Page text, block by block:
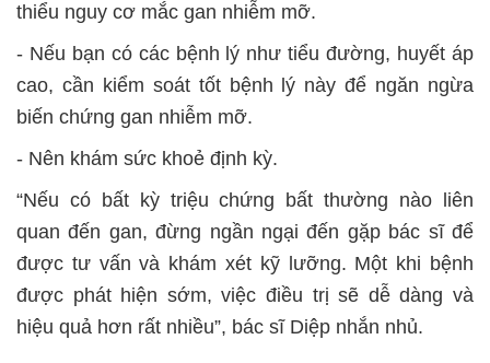
thiểu nguy cơ mắc gan nhiễm mỡ.
- Nếu bạn có các bệnh lý như tiểu đường, huyết áp
cao, cần kiểm soát tốt bệnh lý này để ngăn ngừa
biến chứng gan nhiễm mỡ.
- Nên khám sức khoẻ định kỳ.
“Nếu có bất kỳ triệu chứng bất thường nào liên
quan đến gan, đừng ngần ngại đến gặp bác sĩ để
được tư vấn và khám xét kỹ lưỡng. Một khi bệnh
được phát hiện sớm, việc điều trị sẽ dễ dàng và
hiệu quả hơn rất nhiều”, bác sĩ Diệp nhắn nhủ.